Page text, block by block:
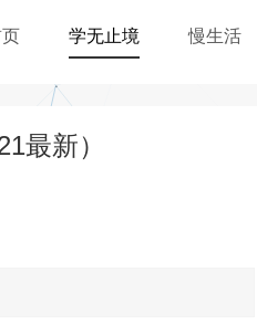
学无止境 慢生活
最新）